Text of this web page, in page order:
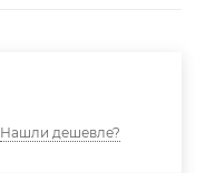
Нашли дешевле?